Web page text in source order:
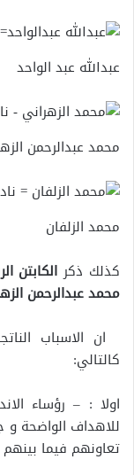
عبدالله عبد الواحد
محمد عبدالرحمن
محمد الزلفان
كذلك ذكر الكابتن
محمد عبدالرحمن
ان الاسباب
كالتالي:
اولا : – رؤساء
للاهداف الواضحة
تعاونهم فيما